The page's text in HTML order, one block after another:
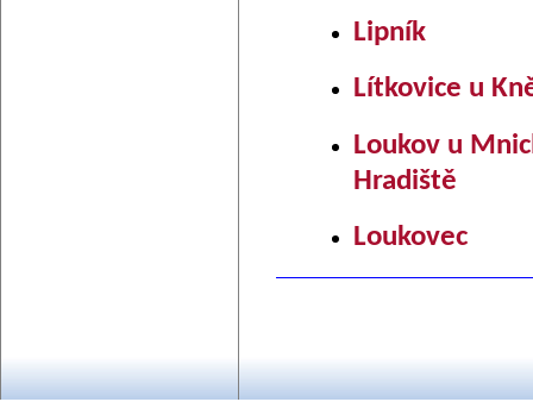
Lipník
Lítkovice u
Loukov u
Hradiště
Loukovec